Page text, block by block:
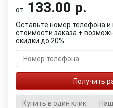
от 133.00 р.
Оставьте номер телефона и
стоимости заказа +
скидки до 20%
Купить в один клик